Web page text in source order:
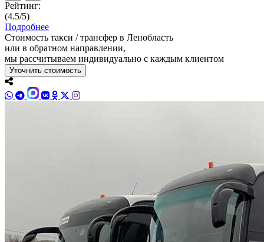
Рейтинг:
(4.5/5)
Подробнее
Стоимость такси / трансфер в Ленобласть
или в обратном направлении,
мы рассчитываем индивидуально с каждым клиентом
Уточнить стоимость